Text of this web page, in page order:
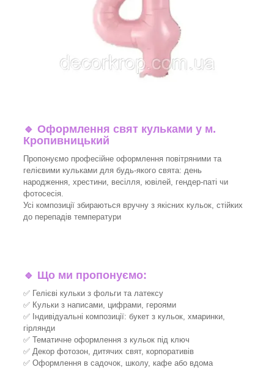
🔹 Оформлення свят кульками у м.
Кропивницький
Пропонуємо професійне оформлення повітряними та
гелієвими кульками для будь-якого свята: день
народження, хрестини, весілля, ювілей, гендер-паті чи
фотосесія.
Усі композиції збираються вручну з якісних кульок, стійких
до перепадів температури
🔹 Що ми пропонуємо:
✅ Гелієві кульки з фольги та латексу
✅ Кульки з написами, цифрами, героями
✅ Індивідуальні композиції: букет з кульок, хмаринки,
гірлянди
✅ Тематичне оформлення з кульок під ключ
✅ Декор фотозон, дитячих свят, корпоративів
✅ Оформлення в садочок, школу, кафе або вдома